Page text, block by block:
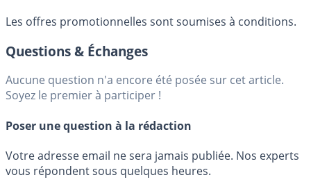
Les offres promotionnelles sont soumises à conditions.
Questions & Échanges
Aucune question n'a encore été posée sur cet article.
Soyez le premier à participer !
Poser une question à la rédaction
Votre adresse email ne sera jamais publiée. Nos experts
vous répondent sous quelques heures.